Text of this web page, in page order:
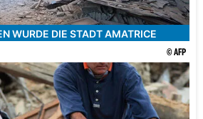
WURDE DIE STADT AMATRICE
© AFP